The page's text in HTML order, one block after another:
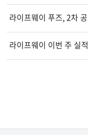
라이프웨이 푸즈, 2차
라이프웨이 이번 주 실